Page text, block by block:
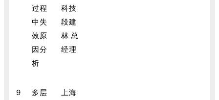
过程
中失
效原
因分
析
科技
段建
林 总
经理
9
多层
上海